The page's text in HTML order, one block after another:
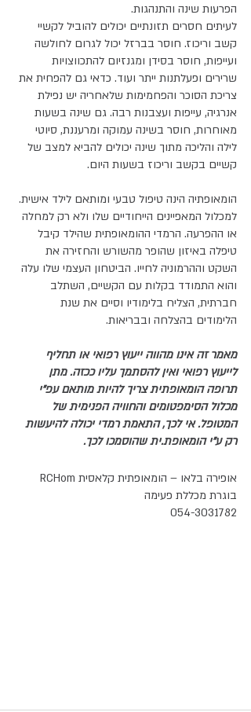
הפרעות שינה והתנהגות.
לעיתים חסרים תזונתיים יכולים להוביל לקשיי
קשב וריכוז. חוסר בברזל יכול לגרום לחולשה
ועייפות, חוסר בסידן ומגנזיום להתכווצויות
שרירים ופעלתנות ייתר ועוד. כדאי גם להפחית את
צריכת הסוכר והפחמימות שלאחריה יש נפילת
אנרגיה, עייפות ועצבנות רבה. גם שינה בשעות
מאוחרות, חוסר בשינה עמוקה ומרעננת, סיוטי
לילה והליכה מתוך שינה יכולים להביא למצב של
קשיים בקשב וריכוז בשעות היום.
הומאופתיה הינה טיפול טבעי ומותאם לילד אישית.
למכלול המאפיינים הייחודיים שלו ולא רק למחלה
או ההפרעה. הרמדי ההומאופתית שהילד קיבל
טיפלה באיזון שהופר מהשורש והחזירה את
השקט וההרמוניה לחייו. הביטחון העצמי שלו עלה
והוא התמודד בקלות עם הקשיים, השתלב
חברתית, הצליח בלימודיו וסיים את שנת
הלימודים בהצלחה ובבריאות.
מאמר זה אינו מהווה ייעוץ רפואי או תחליף
לייעוץ רפואי ואין להסתמך עליו ככזה. מתן
תרופה הומאופתית צריך להיות מותאם עפ"י
מכלול הסימפטומים והחוויה הפנימית של
המטופל. אי לכך, התאמת רמדי יכולה להיעשות
רק ע"י הומאופת.ית שהוסמכו לכך.
בוגרת מכללת פעימה
054-3031782